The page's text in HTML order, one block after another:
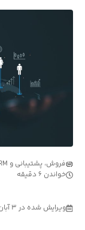
فروش، پشتیبانی و CRM
خواندن 6 دقیقه
ویرایش شده در 3 آبان 1404 توسط تیم تولید محتوای نواتل